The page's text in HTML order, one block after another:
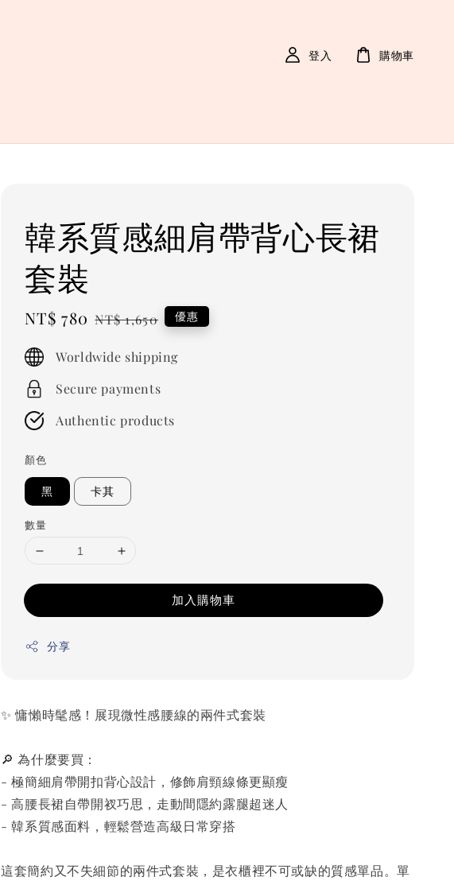
登入 購物車
韓系質感細肩帶背心長裙
套裝
Sale
NT$ 780 Regular
NT$ 1,650 優惠
Worldwide shipping
Secure payments
Authentic products
顏色
黑 卡其
數量
加入購物車
分享
✨ 慵懶時髦感！展現微性感腰線的兩件式套裝
🔎 為什麼要買：
- 極簡細肩帶開扣背心設計，修飾肩頸線條更顯瘦
- 高腰長裙自帶開衩巧思，走動間隱約露腿超迷人
- 韓系質感面料，輕鬆營造高級日常穿搭
這套簡約又不失細節的兩件式套裝，是衣櫃裡不可或缺的質感單品。單